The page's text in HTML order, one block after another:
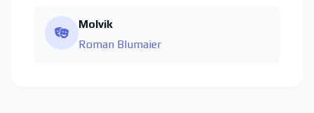
Molvik
Roman Blumaier